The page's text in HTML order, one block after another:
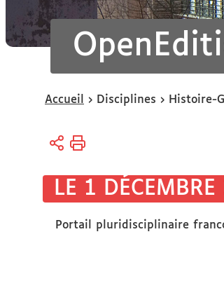
Vous
ici :
Accueil Disciplines Histoire-
LE 1
Portail pluridisciplinaire